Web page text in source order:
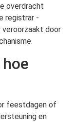
overdracht
registrar -
veroorzaakt door
feestdagen of
en